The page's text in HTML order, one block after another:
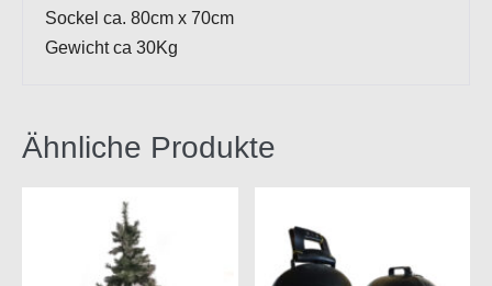
Sockel ca. 80cm x 70cm
Gewicht ca 30Kg
Ähnliche Produkte